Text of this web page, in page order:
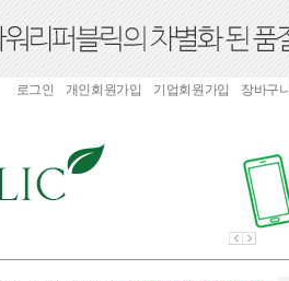
로그인 개인회원가입 기업회원가입 장바구니